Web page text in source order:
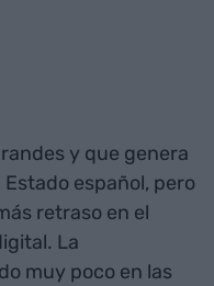
y que genera
español, pero
retraso en el
La
muy poco en las